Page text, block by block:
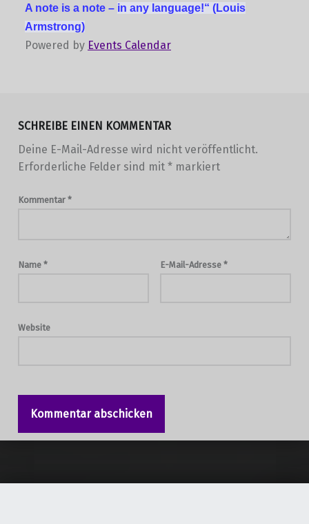
A note is a note – in any language!“ (Louis
Armstrong)
Powered by Events Calendar
SCHREIBE EINEN KOMMENTAR
Deine E-Mail-Adresse wird nicht veröffentlicht.
Erforderliche Felder sind mit *markiert
Kommentar *
Name * E-Mail-Adresse *
Website